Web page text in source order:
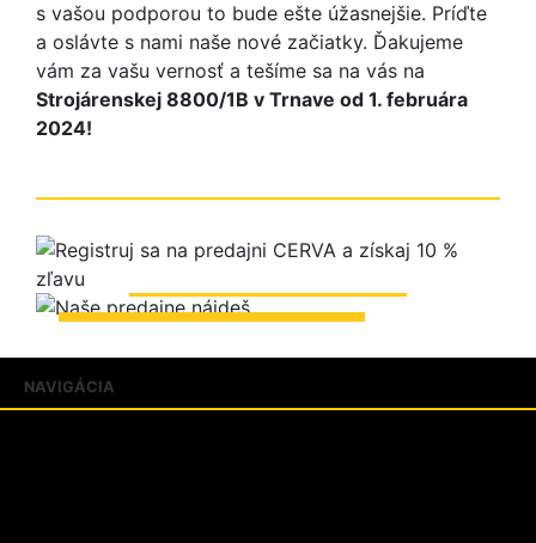
s vašou podporou to bude ešte úžasnejšie. Príďte
a oslávte s nami naše nové začiatky. Ďakujeme
vám za vašu vernosť a tešíme sa na vás na
Strojárenskej 8800/1B v Trnave od 1. februára
2024!
NAVIGÁCIA